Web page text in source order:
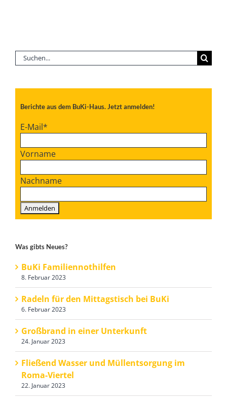
Suche
nach:
Berichte aus dem BuKi-Haus. Jetzt anmelden!
E-Mail*
Vorname
Nachname
Was gibts Neues?
BuKi Familiennothilfen
8. Februar 2023
Radeln für den Mittagstisch bei BuKi
6. Februar 2023
Großbrand in einer Unterkunft
24. Januar 2023
Fließend Wasser und Müllentsorgung im
Roma-Viertel
22. Januar 2023